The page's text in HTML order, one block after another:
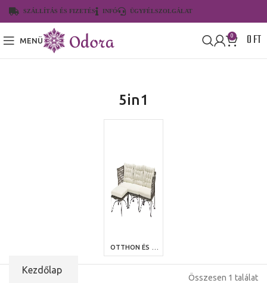
SZÁLLÍTÁS ÉS FIZETÉS INFÓ ÜGYFÉLSZOLGÁLAT
MENÜ
0 0FT
5in1
Kezdőlap
Összesen 1 találat